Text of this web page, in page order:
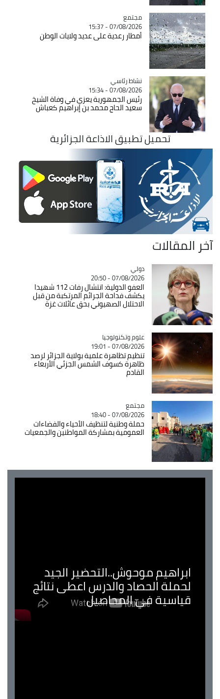
Catégorie
مجتمع
07/08/2026 - 15:37
أمطار رعدية على عديد ولايات الوطن
Catégorie
نشاط رئاسي
07/08/2026 - 15:34
رئيس الجمهورية يعزي في وفاة الشيخ
سعيد الحاج محمد بن إبراهيم كعباش
تحميل تطبيق الاذاعة الجزائرية
آخر المقالات
Catégorie
دولي
07/08/2026 - 20:50
العفو الدولية: انتشال رفات 112 شهيدا
يكشف فداحة الجرائم المرتكبة من قبل
الاحتلال الصهيوني بحق عائلات غزة
Catégorie
علوم وتكنولوجيا
07/08/2026 - 19:01
تنظيم تظاهرة علمية بولاية الجزائر لرصد
ظاهرة كسوف الشمس الجزئي الأربعاء
القادم
Catégorie
مجتمع
07/08/2026 - 18:40
حملة وطنية لتنظيف الأحياء والفضاءات
العمومية بمشاركة المواطنين والجمعيات
ابراهيم موحوش..التحضير الجيد
لحملة الحصاد والدرس اعطى نتائج
قياسية في المحاصيل